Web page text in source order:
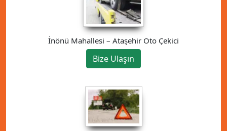
İnönü Mahallesi – Ataşehir Oto Çekici
Bize Ulaşın